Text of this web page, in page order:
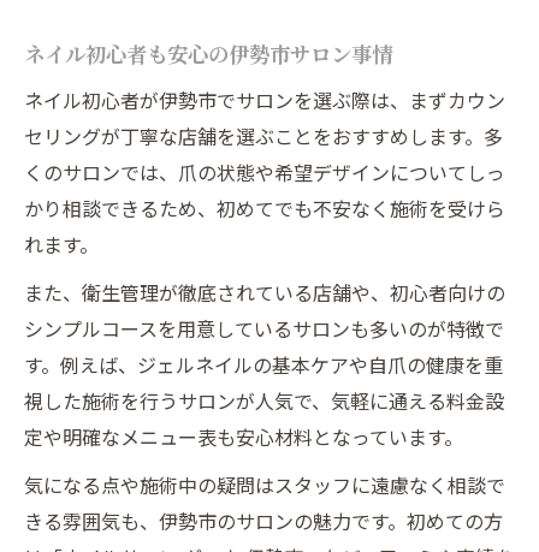
ネイルと自爪ケアが両立する伊勢市サロン
伊勢市ネイルで健康な自爪を保つポイント
自爪を傷めない伊勢市ネイルの選び方
美しい自爪を育てる伊勢市ネイルアート術
伊勢市ネイルアートで指先が変わる瞬間を体感
ネイルで実感する伊勢市の美しい指先体験
伊勢市のサロンで感じるネイルの新しい魅
力
指先が輝く伊勢市ネイルアートの瞬間
ネイル初心者も安心の伊勢市サロン事情
ネイル初心者が伊勢市でサロンを選ぶ際は、まずカウン
セリングが丁寧な店舗を選ぶことをおすすめします。多
くのサロンでは、爪の状態や希望デザインについてしっ
かり相談できるため、初めてでも不安なく施術を受けら
れます。
また、衛生管理が徹底されている店舗や、初心者向けの
シンプルコースを用意しているサロンも多いのが特徴で
す。例えば、ジェルネイルの基本ケアや自爪の健康を重
視した施術を行うサロンが人気で、気軽に通える料金設
定や明確なメニュー表も安心材料となっています。
気になる点や施術中の疑問はスタッフに遠慮なく相談で
きる雰囲気も、伊勢市のサロンの魅力です。初めての方